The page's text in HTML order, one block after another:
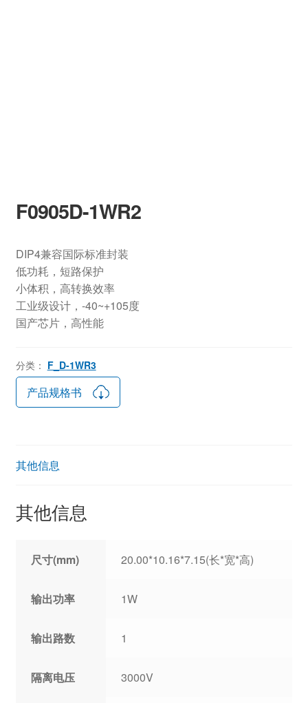
F0905D-1WR2
DIP4兼容国际标准封装
低功耗，短路保护
小体积，高转换效率
工业级设计，-40~+105度
国产芯片，高性能
分类： F_D-1WR3
产品规格书
其他信息
其他信息
尺寸(mm) 20.00*10.16*7.15(长*宽*高)
输出功率 1W
输出路数 1
隔离电压 3000V